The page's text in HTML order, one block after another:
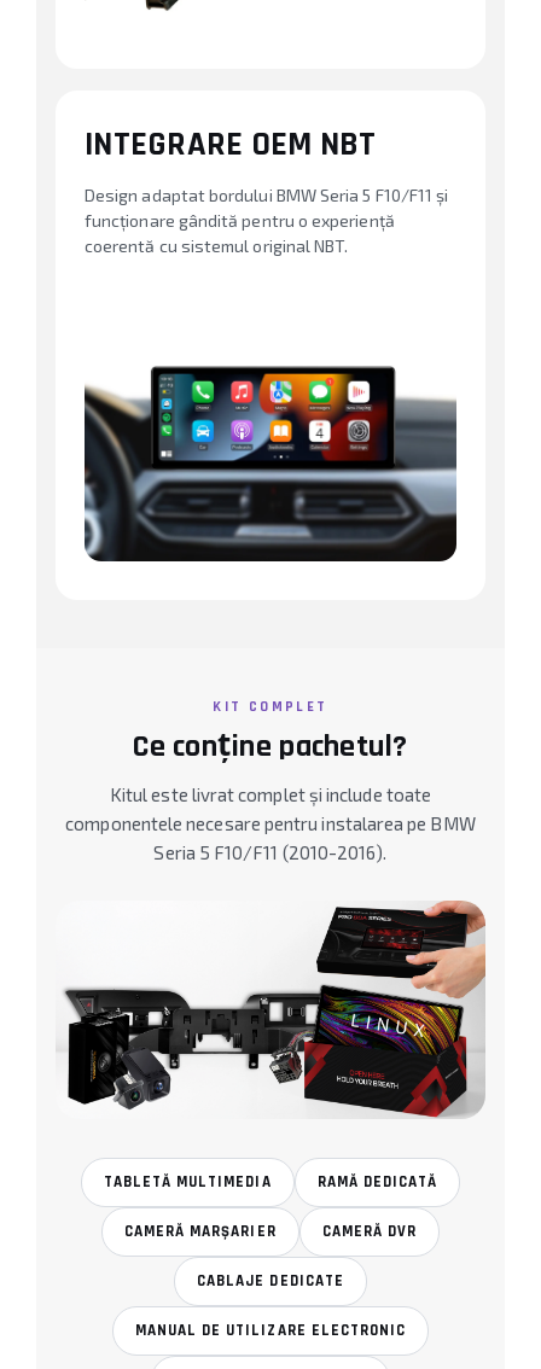
INTEGRARE OEM NBT
Design adaptat bordului BMW Seria 5 F10/F11 și
funcționare gândită pentru o experiență
coerentă cu sistemul original NBT.
KIT COMPLET
Ce conține pachetul?
Kitul este livrat complet și include toate
componentele necesare pentru instalarea pe BMW
Seria 5 F10/F11 (2010-2016).
TABLETĂ MULTIMEDIA RAMĂ DEDICATĂ
CAMERĂ MARȘARIER CAMERĂ DVR
CABLAJE DEDICATE
MANUAL DE UTILIZARE ELECTRONIC